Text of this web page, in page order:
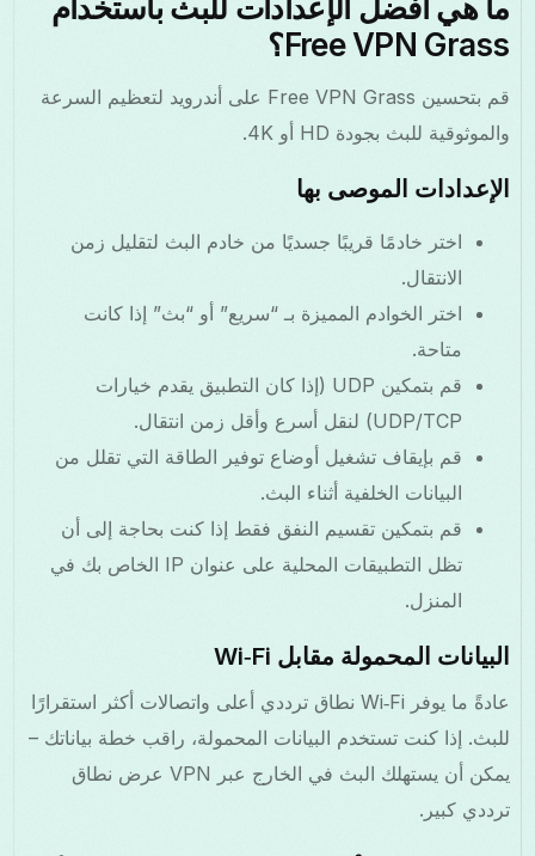
ما هي أفضل الإعدادات للبث باستخدام
Free VPN Grass؟
قم بتحسين Free VPN Grass على أندرويد لتعظيم السرعة
والموثوقية للبث بجودة HD أو 4K.
الإعدادات الموصى بها
اختر خادمًا قريبًا جسديًا من خادم البث لتقليل زمن
الانتقال.
اختر الخوادم المميزة بـ “سريع” أو “بث” إذا كانت
متاحة.
قم بتمكين UDP (إذا كان التطبيق يقدم خيارات
UDP/TCP) لنقل أسرع وأقل زمن انتقال.
قم بإيقاف تشغيل أوضاع توفير الطاقة التي تقلل من
البيانات الخلفية أثناء البث.
قم بتمكين تقسيم النفق فقط إذا كنت بحاجة إلى أن
تظل التطبيقات المحلية على عنوان IP الخاص بك في
المنزل.
البيانات المحمولة مقابل Wi‑Fi
عادةً ما يوفر Wi‑Fi نطاق ترددي أعلى واتصالات أكثر استقرارًا
للبث. إذا كنت تستخدم البيانات المحمولة، راقب خطة بياناتك –
يمكن أن يستهلك البث في الخارج عبر VPN عرض نطاق
ترددي كبير.